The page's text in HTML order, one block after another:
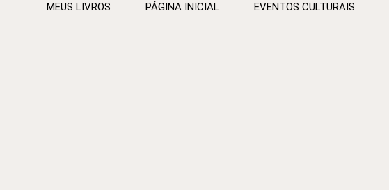
MEUS LIVROS PÁGINA INICIAL EVENTOS CULTURAIS